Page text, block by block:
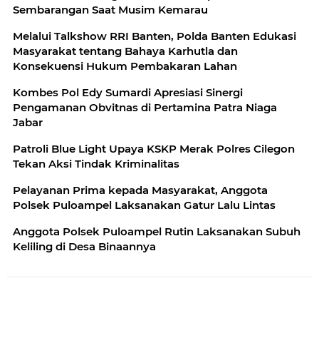
Sembarangan Saat Musim Kemarau
Melalui Talkshow RRI Banten, Polda Banten Edukasi
Masyarakat tentang Bahaya Karhutla dan
Konsekuensi Hukum Pembakaran Lahan
Kombes Pol Edy Sumardi Apresiasi Sinergi
Pengamanan Obvitnas di Pertamina Patra Niaga
Jabar
Patroli Blue Light Upaya KSKP Merak Polres Cilegon
Tekan Aksi Tindak Kriminalitas
Pelayanan Prima kepada Masyarakat, Anggota
Polsek Puloampel Laksanakan Gatur Lalu Lintas
Anggota Polsek Puloampel Rutin Laksanakan Subuh
Keliling di Desa Binaannya